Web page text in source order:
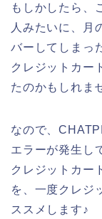
もしかしたら、
人みたいに、月
バーしてしまっ
クレジットカー
たのかもしれま
なので、
エラーが発生し
クレジットカー
を、一度クレジ
ススメします♪